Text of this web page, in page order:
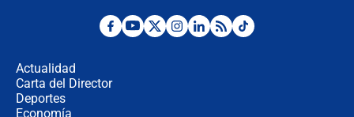
Posesión de Abelardo De La Espriella
Actualidad
Carta del Director
Deportes
Economía